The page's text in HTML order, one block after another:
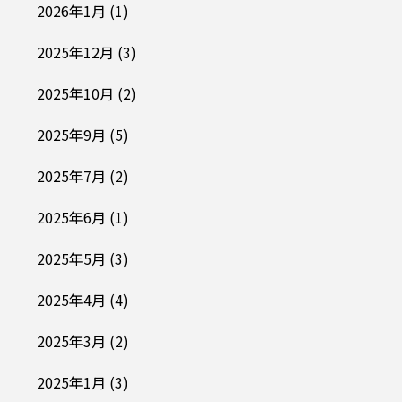
2026年1月 (1)
2025年12月 (3)
2025年10月 (2)
2025年9月 (5)
2025年7月 (2)
2025年6月 (1)
2025年5月 (3)
2025年4月 (4)
2025年3月 (2)
2025年1月 (3)